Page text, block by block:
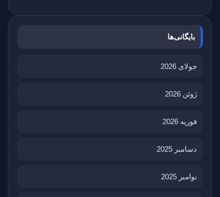
بایگانی‌ها
جولای 2026
ژوئن 2026
فوریه 2026
دسامبر 2025
نوامبر 2025